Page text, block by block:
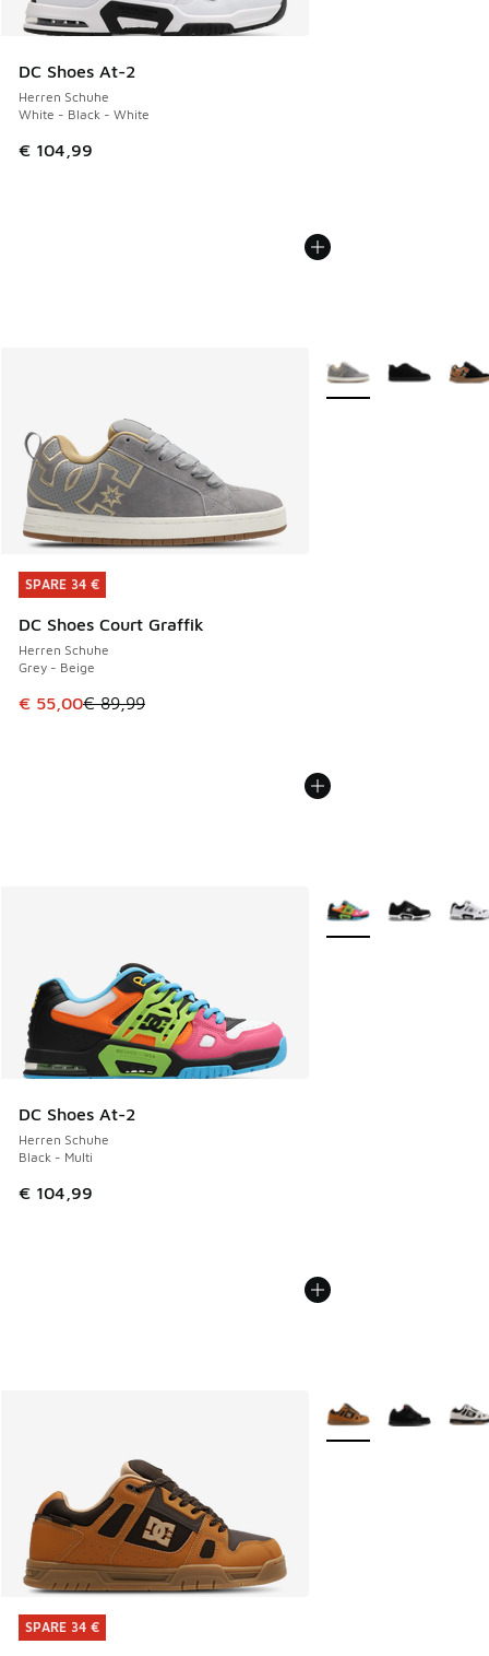
DC Shoes At-2
Herren Schuhe
White - Black - White
€ 104,99
SPARE 34 €
DC Shoes Court Graffik
Herren Schuhe
Grey - Beige
Dieser Artikel ist im Sale. Der Preis ist von € 89,99 auf €
€ 55,00€ 89,99
SPARE 34 €
Weitere Farben
DC Shoes At-2
Herren Schuhe
Black - Multi
€ 104,99
Weitere Farben
SPARE 34 €
SPARE 34 €
Weitere Farben